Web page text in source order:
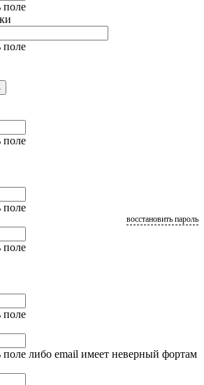
поле
поле
поле
поле
поле
восстановить пароль
поле
либо email имеет неверный фортам